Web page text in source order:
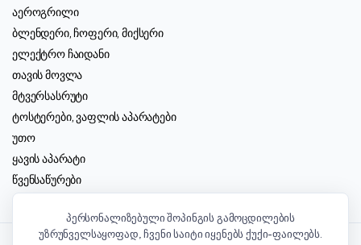
აეროგრილი
ბლენდერი, ჩოფერი, მიქსერი
ელექტრო ჩაიდანი
თავის მოვლა
მტვერსასრუტი
ტოსტერები, ვაფლის აპარატები
უთო
ყავის აპარატი
წვენსაწურები
ჭურჭელი, აქსესუარები
პერსონალიზებული შოპინგის გამოცდილების
უზრუნველსაყოფად, ჩვენი საიტი იყენებს ქუქი-ფაილებს.